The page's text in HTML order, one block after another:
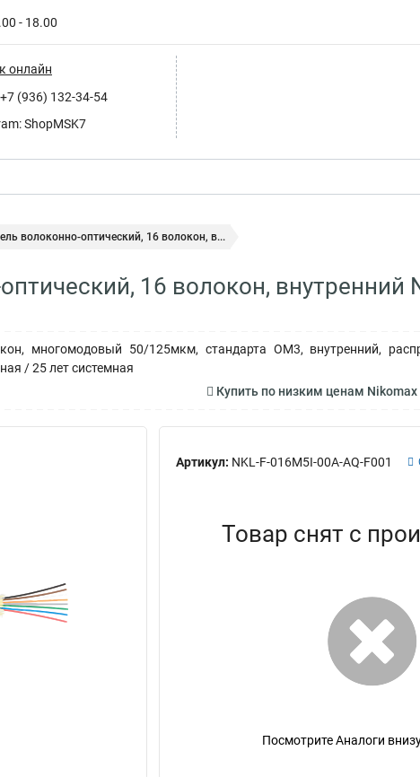
- 18.00
онлайн
(936) 132-34-54
ShopMSK7
волоконно-оптический, 16 волокон, в...
16 волокон, внутренний
многомодовый 50/125мкм, стандарта ОМ3, внутренний,
/ 25 лет системная
Купить по низким ценам
Артикул: NKL-F-016M5I-00A-AQ-F001
Товар снят с
Посмотрите Аналоги